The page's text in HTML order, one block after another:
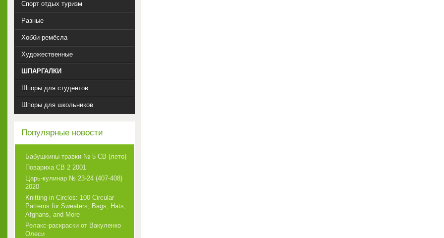
Спорт отдых туризм
Разные
Хобби ремёсла
Художественные
ШПАРГАЛКИ
Шпоры для студентов
Шпоры для школьников
Популярные новости
Бабушкины травки № 5 СВ (лето)
Повариха СВ 2 2001
Царь-кулинар № 23-24 (407-408)
2020
Knitting in Circles: 100 Circular
Patterns for Sweaters, Bags, Hats,
Afghans, and More
Релакс-раскраски от Вакуленко
Олеси